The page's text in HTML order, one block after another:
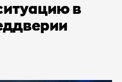
в